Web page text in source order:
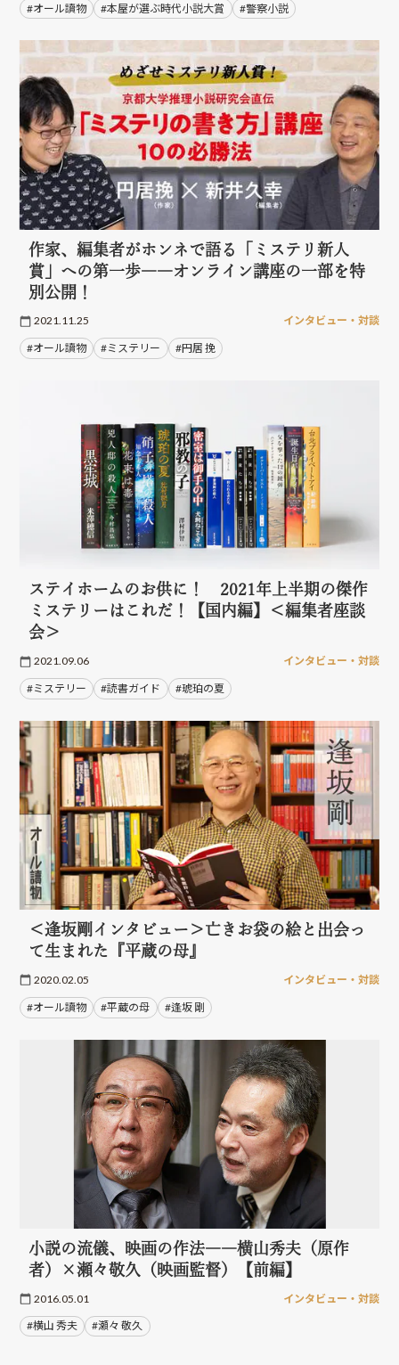
#オール讀物 #本屋が選ぶ時代小説大賞 #警察小説
作家、編集者がホンネで語る「ミステリ新人
賞」への第一歩――オンライン講座の一部を特
別公開！
2021.11.25 インタビュー・対談
#オール讀物 #ミステリー #円居 挽
ステイホームのお供に！ 2021年上半期の傑作
ミステリーはこれだ！【国内編】＜編集者座談
会＞
2021.09.06 インタビュー・対談
#ミステリー #読書ガイド #琥珀の夏
＜逢坂剛インタビュー＞亡きお袋の絵と出会っ
て生まれた『平蔵の母』
2020.02.05 インタビュー・対談
#オール讀物 #平蔵の母 #逢坂 剛
小説の流儀、映画の作法――横山秀夫（原作
者）×瀬々敬久（映画監督）【前編】
2016.05.01 インタビュー・対談
#横山 秀夫 #瀬々 敬久